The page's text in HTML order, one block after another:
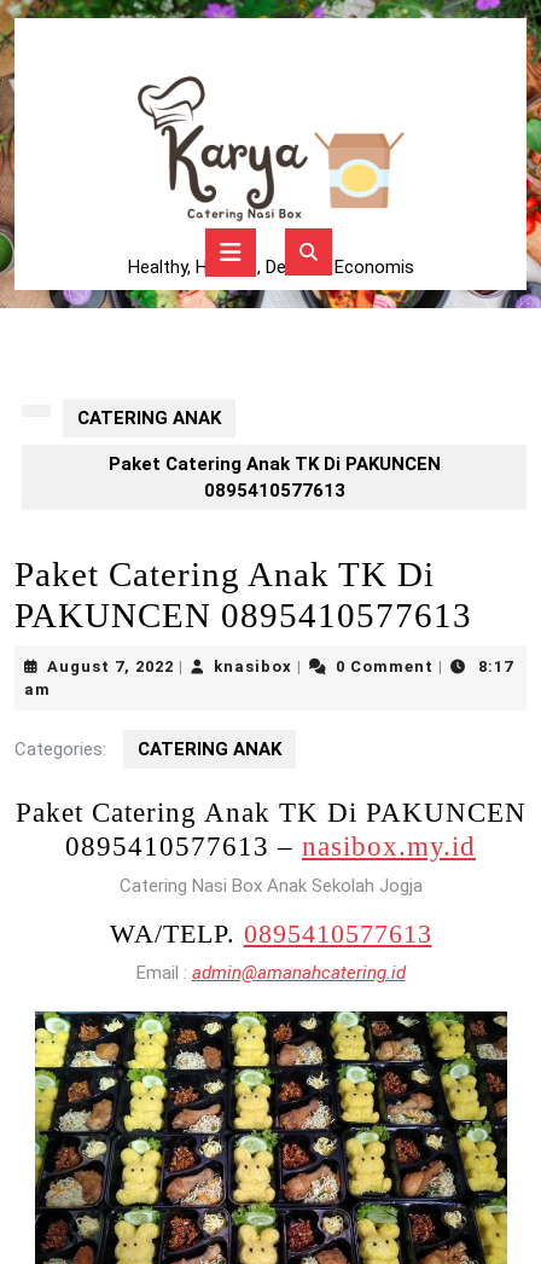
Skip
to
content
Healthy, Higienis, Delicius, Economis
Button
CATERING ANAK
Paket Catering Anak TK Di PAKUNCEN
0895410577613
Paket Catering Anak TK Di
PAKUNCEN 0895410577613
August 7, 2022 Augustknasibox knasibox0 Comment
8:17
am
Categories: CATERING ANAK
Paket Catering Anak TK Di PAKUNCEN
0895410577613 – nasibox.my.id
Catering Nasi Box Anak Sekolah Jogja
WA/TELP. 0895410577613
Email : admin@amanahcatering.id